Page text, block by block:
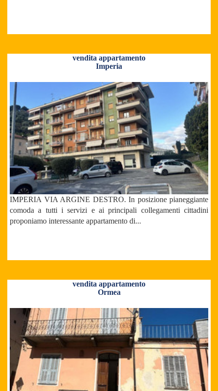
vendita appartamento
Imperia
IMPERIA VIA ARGINE DESTRO. In posizione pianeggiante
comoda a tutti i servizi e ai principali collegamenti cittadini
proponiamo interessante appartamento di...
vendita appartamento
Ormea